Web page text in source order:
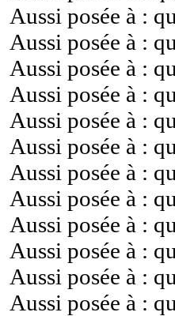
Aussi posée à :
Aussi posée à :
Aussi posée à :
Aussi posée à :
Aussi posée à :
Aussi posée à :
Aussi posée à :
Aussi posée à :
Aussi posée à :
Aussi posée à :
Aussi posée à :
Aussi posée à :